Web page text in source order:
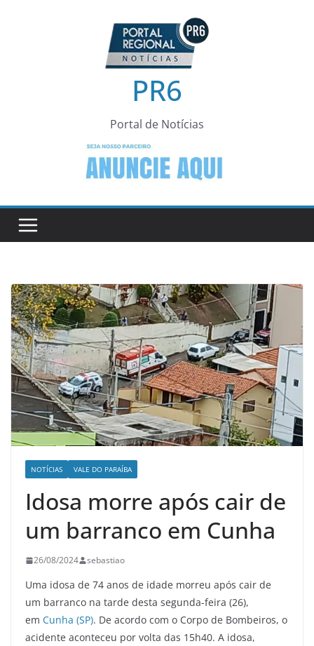
PR6
Portal de Notícias
NOTÍCIAS VALE DO PARAÍBA
Idosa morre após cair de
um barranco em Cunha
26/08/2024 sebastiao
Uma idosa de 74 anos de idade morreu após cair de
um barranco na tarde desta segunda-feira (26),
em Cunha (SP). De acordo com o Corpo de Bombeiros, o
acidente aconteceu por volta das 15h40. A idosa,